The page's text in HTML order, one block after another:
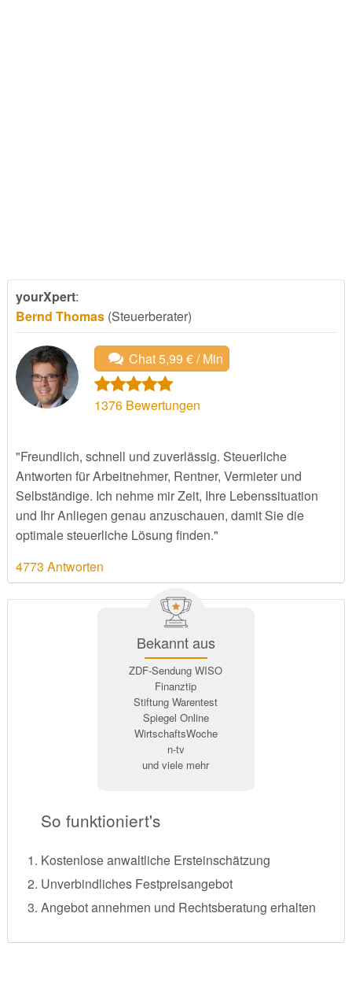
yourXpert:
Bernd Thomas(Steuerberater)
Chat 5,99 € / Min
1376Bewertungen
"Freundlich, schnell und zuverlässig. Steuerliche
Antworten für Arbeitnehmer, Rentner, Vermieter und
Selbständige. Ich nehme mir Zeit, Ihre Lebenssituation
und Ihr Anliegen genau anzuschauen, damit Sie die
optimale steuerliche Lösung finden."
4773 Antworten
Bekannt aus
ZDF-Sendung WISO
Finanztip
Stiftung Warentest
Spiegel Online
WirtschaftsWoche
n-tv
und viele mehr
So funktioniert's
Kostenlose anwaltliche Ersteinschätzung
Unverbindliches Festpreisangebot
Angebot annehmen und Rechtsberatung erhalten